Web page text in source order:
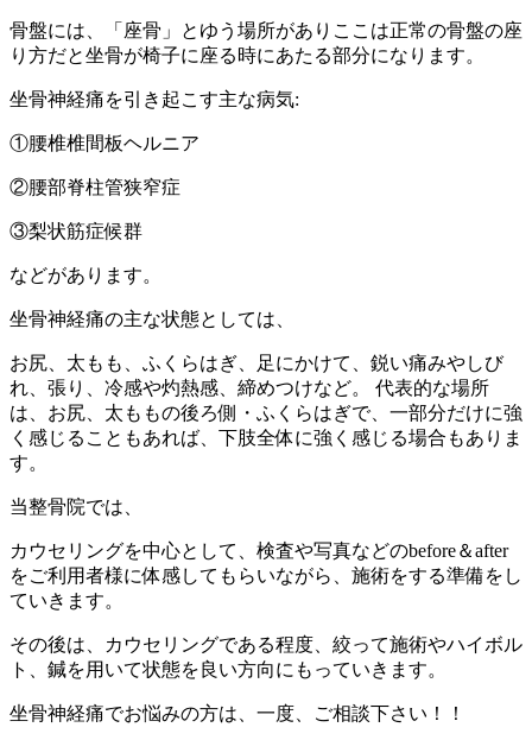
骨盤には、「座骨」とゆう場所がありここは正常の骨盤の座
り方だと坐骨が椅子に座る時にあたる部分になります。
坐骨神経痛を引き起こす主な病気:
①腰椎椎間板ヘルニア
②腰部脊柱管狭窄症
③梨状筋症候群
などがあります。
坐骨神経痛の主な状態としては、
お尻、太もも、ふくらはぎ、足にかけて、鋭い痛みやしび
れ、張り、冷感や灼熱感、締めつけなど。 代表的な場所
は、お尻、太ももの後ろ側・ふくらはぎで、一部分だけに強
く感じることもあれば、下肢全体に強く感じる場合もありま
す。
当整骨院では、
カウセリングを中心として、検査や写真などのbefore＆after
をご利用者様に体感してもらいながら、施術をする準備をし
ていきます。
その後は、カウセリングである程度、絞って施術やハイボル
ト、鍼を用いて状態を良い方向にもっていきます。
坐骨神経痛でお悩みの方は、一度、ご相談下さい！！